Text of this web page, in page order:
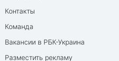
Контакты
Команда
Вакансии в РБК-Украина
Разместить рекламу